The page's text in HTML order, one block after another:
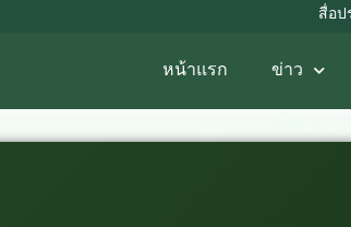
สื่อป
หน้าแรก ข่าว